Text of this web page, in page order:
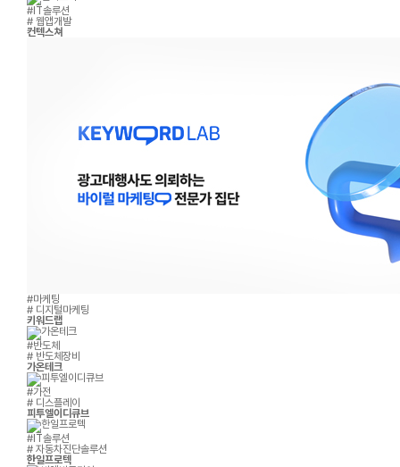
#IT솔루션
# 웹앱개발
컨텍스쳐
#마케팅
# 디지털마케팅
키워드랩
#반도체
# 반도체장비
가온테크
#가전
# 디스플레이
피투엘이디큐브
#IT솔루션
# 자동차진단솔루션
한일프로텍